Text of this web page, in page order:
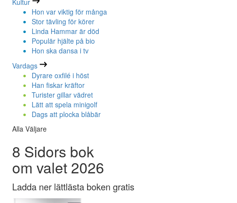
Kultur
Hon var viktig för många
Stor tävling för körer
Linda Hammar är död
Populär hjälte på bio
Hon ska dansa i tv
Vardags
Dyrare oxfilé i höst
Han fiskar kräftor
Turister gillar vädret
Lätt att spela minigolf
Dags att plocka blåbär
Alla Väljare
8 Sidors bok
om valet 2026
Ladda ner lättlästa boken gratis